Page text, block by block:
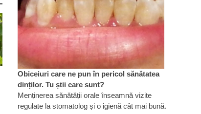
Obiceiuri care ne pun în pericol sănătatea
dinților. Tu știi care sunt?
Menținerea sănătății orale înseamnă vizite
regulate la stomatolog și o igienă cât mai bună.